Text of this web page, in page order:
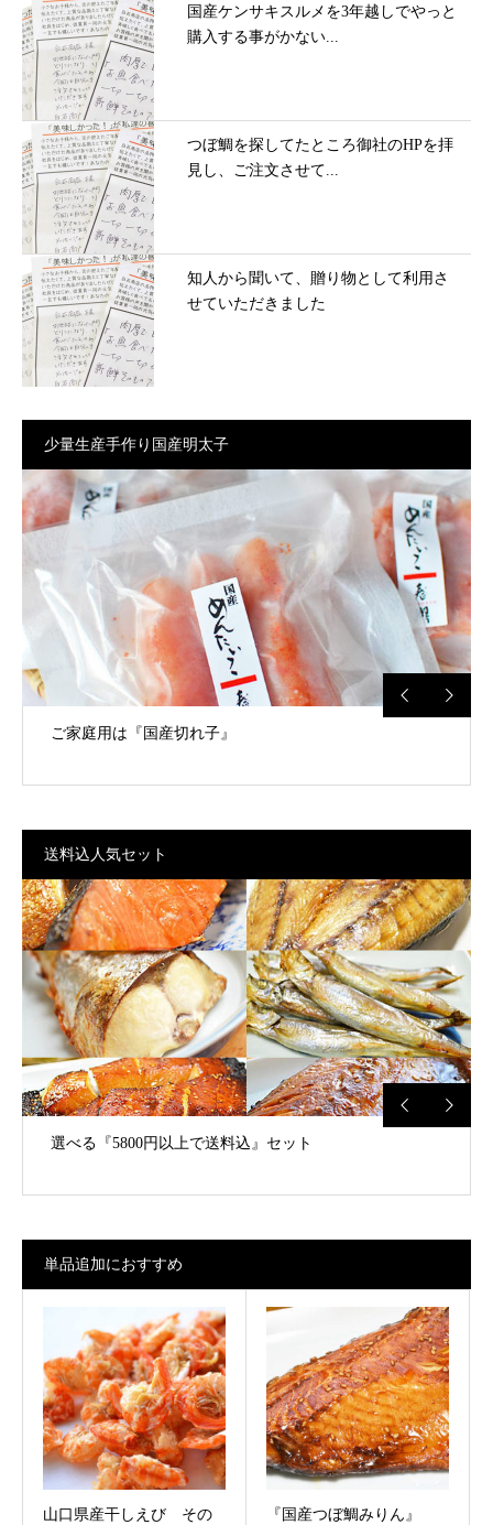
国産ケンサキスルメを3年越しでやっと
購入する事がかない...
つぼ鯛を探してたところ御社のHPを拝
見し、ご注文させて...
知人から聞いて、贈り物として利用さ
せていただきました
少量生産手作り国産明太子
【送料込】明太子はこちら
ご家庭用は『国産切れ子』
送料込人気セット
選べる『5800円以上で送料込』セット
少しずつを色々『千草』の”ろ”
単品追加におすすめ
山口県産干しえび その
『国産つぼ鯛みりん』